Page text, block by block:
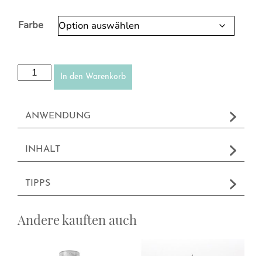
Farbe
Augenbrauencreme (Pomade) Menge
In den Warenkorb
ANWENDUNG
INHALT
TIPPS
Andere kauften auch